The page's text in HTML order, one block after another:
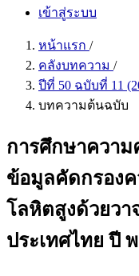
เข้าสู่ระบบ
หน้าแรก /
คลังบทความ /
ปีที่ 50 ฉบับที่ 11
บทความต้นฉบับ
การศึกษาควา
ข้อมูลคัดกรองค
โลหิตสูงด้วยวา
ประเทศไทย ปี